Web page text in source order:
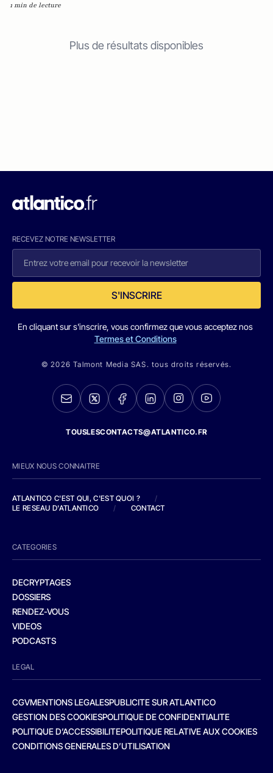
1 min de lecture
Plus de résultats disponibles
RECEVEZ NOTRE NEWSLETTER
S'INSCRIRE
En cliquant sur s'inscrire, vous confirmez que vous acceptez nos
Termes et Conditions
© 2026 Talmont Media SAS. tous droits réservés.
TOUSLESCONTACTS@ATLANTICO.FR
MIEUX NOUS CONNAITRE
ATLANTICO C'EST QUI, C'EST QUOI ?
/
LE RESEAU D'ATLANTICO
/ CONTACT
CATEGORIES
DECRYPTAGES
DOSSIERS
RENDEZ-VOUS
VIDEOS
PODCASTS
LEGAL
CGVMENTIONS LEGALESPUBLICITE SUR ATLANTICO
GESTION DES COOKIESPOLITIQUE DE CONFIDENTIALITE
POLITIQUE D’ACCESSIBILITEPOLITIQUE RELATIVE AUX COOKIES
CONDITIONS GENERALES D’UTILISATION